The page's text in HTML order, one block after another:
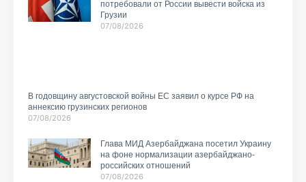
потребовали от России вывести войска из
Грузии
07/08/2026
В годовщину августовской войны ЕС заявил о курсе РФ на
аннексию грузинских регионов
07/08/2026
Глава МИД Азербайджана посетил Украину
на фоне нормализации азербайджано-
российских отношений
07/08/2026